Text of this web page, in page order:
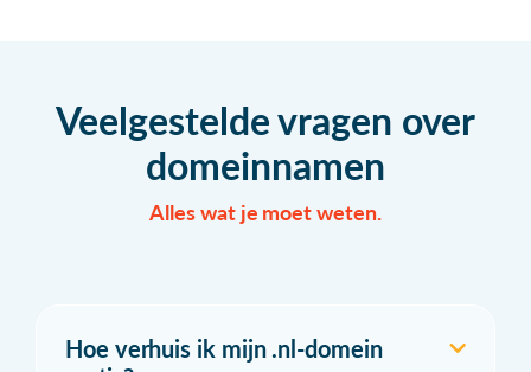
Veelgestelde vragen over
domeinnamen
Alles wat je moet weten.
Hoe verhuis ik mijn .nl-domein